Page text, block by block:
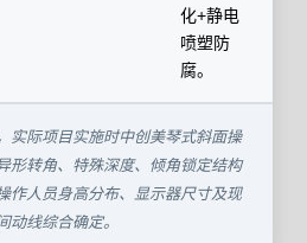
实际项目实施时中创美琴式斜面操
形转角、特殊深度、倾角锁定结构
作人员身高分布、显示器尺寸及现
动线综合确定。
化+静电
喷塑防
腐。